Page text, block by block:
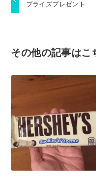
プライズプレゼント
その他の記事はこ